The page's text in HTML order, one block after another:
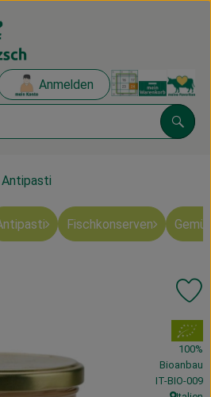
Anmelden
öffnen oder
Antipasti
Fischkonserven
, Verband:
100%
Bioanbau
,IT-BIO-009